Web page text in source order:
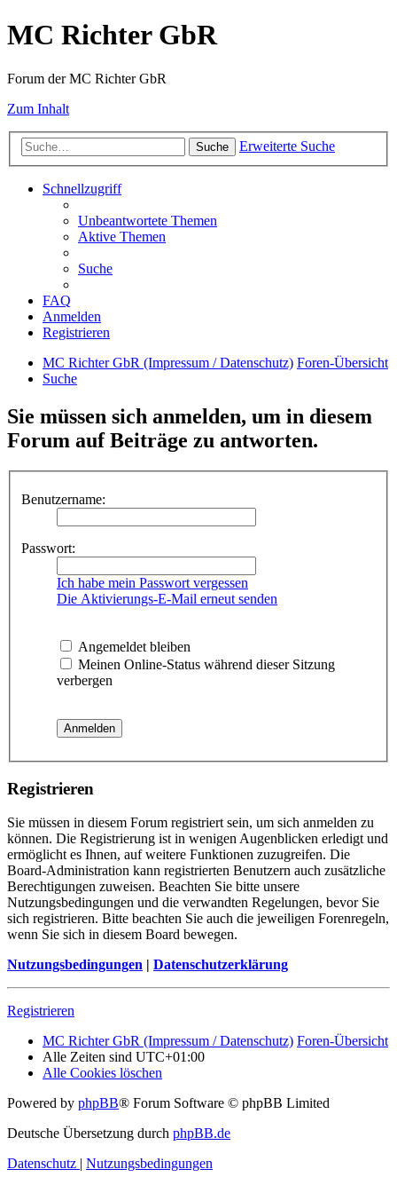
MC Richter GbR
Forum der MC Richter GbR
Zum Inhalt
Suche Erweiterte Suche
Schnellzugriff
Unbeantwortete Themen
Aktive Themen
Suche
FAQ
Anmelden
Registrieren
MC Richter GbR (Impressum / Datenschutz) Foren-Übersicht
Suche
Sie müssen sich anmelden, um in diesem
Forum auf Beiträge zu antworten.
Benutzername:
Passwort:
Ich habe mein Passwort vergessen
Die Aktivierungs-E-Mail erneut senden
Angemeldet bleiben
Meinen Online-Status während dieser Sitzung
verbergen
Registrieren
Sie müssen in diesem Forum registriert sein, um sich anmelden zu
können. Die Registrierung ist in wenigen Augenblicken erledigt und
ermöglicht es Ihnen, auf weitere Funktionen zuzugreifen. Die
Board-Administration kann registrierten Benutzern auch zusätzliche
Berechtigungen zuweisen. Beachten Sie bitte unsere
Nutzungsbedingungen und die verwandten Regelungen, bevor Sie
sich registrieren. Bitte beachten Sie auch die jeweiligen Forenregeln,
wenn Sie sich in diesem Board bewegen.
Nutzungsbedingungen | Datenschutzerklärung
Registrieren
MC Richter GbR (Impressum / Datenschutz) Foren-Übersicht
Alle Zeiten sind UTC+01:00
Alle Cookies löschen
Powered by phpBB® Forum Software © phpBB Limited
Deutsche Übersetzung durch phpBB.de
Datenschutz | Nutzungsbedingungen